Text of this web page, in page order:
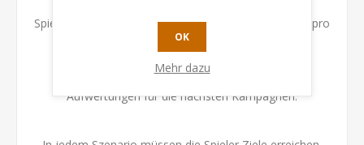
Spielbrett erkundet. Jeder Spieler kann zwei Aktionen pro
beeinflussen die Ausrüstung und Charakter
Aufwertungen für die nächsten Kampagnen.
OK
Mehr dazu